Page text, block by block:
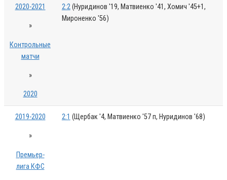
2020-2021
»
Контрольные
матчи
»
2020
2:2(Нуридинов '19, Матвиенко '41, Хомич '45+1,
Мироненко '56)
2019-2020
»
Премьер-
лига КФС
2:1 (Щербак '4, Матвиенко '57 п, Нуридинов '68)